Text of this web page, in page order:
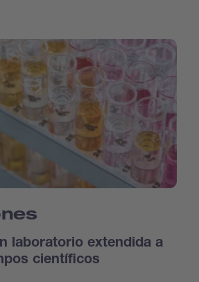
laboratorio extendida a
científicos